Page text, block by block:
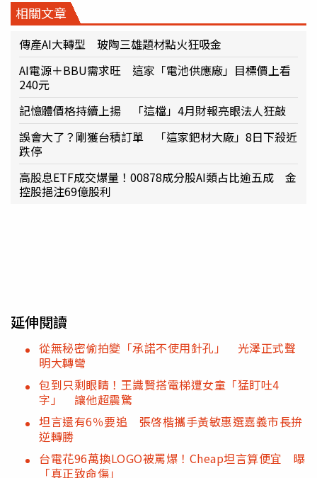
相關文章
傳產AI大轉型 玻陶三雄題材點火狂吸金
AI電源＋BBU需求旺 這家「電池供應廠」目標價上看
240元
記憶體價格持續上揚 「這檔」4月財報亮眼法人狂敲
誤會大了？剛獲台積訂單 「這家鈀材大廠」8日下殺近
跌停
高股息ETF成交爆量！00878成分股AI類占比逾五成 金
控股挹注69億股利
延伸閱讀
從無秘密偷拍變「承諾不使用針孔」 光澤正式聲
明大轉彎
包到只剩眼睛！王識賢搭電梯遭女童「猛盯吐4
字」 讓他超震驚
坦言還有6％要追 張啓楷攜手黃敏惠選嘉義市長拚
逆轉勝
台電花96萬換LOGO被罵爆！Cheap坦言算便宜 曝
「真正致命傷」